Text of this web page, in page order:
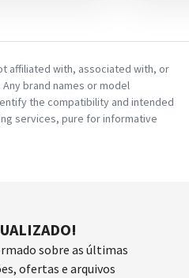
affiliated with, associated with, or
brand names or model
the compatibility and intended
services, pure for informative
sobre as últimas
ofertas e arquivos